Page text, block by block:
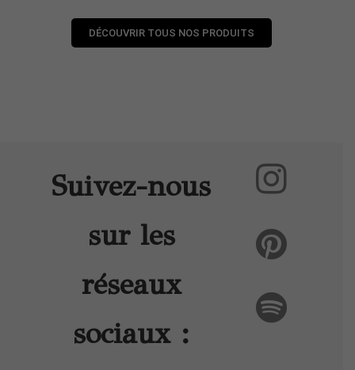
DÉCOUVRIR TOUS NOS PRODUITS
Suivez-nous
sur les
réseaux
sociaux :